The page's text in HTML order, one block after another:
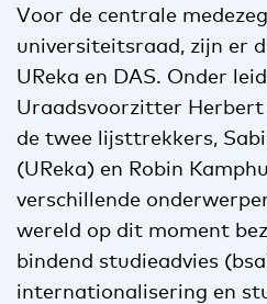
Voor de centrale
universiteitsraad, zijn er
UReka en DAS. Onder
Uraadsvoorzitter
de twee lijsttrekkers,
(UReka) en Robin
verschillende
wereld op dit moment
bindend studieadvies
internationalisering en